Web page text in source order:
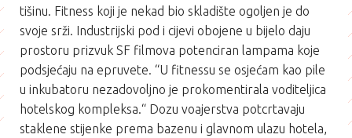
tišinu. Fitness koji je nekad bio skladište ogoljen je do
svoje srži. Industrijski pod i cijevi obojene u bijelo daju
prostoru prizvuk SF filmova potenciran lampama koje
podsjećaju na epruvete. “U fitnessu se osjećam kao pile
u inkubatoru nezadovoljno je prokomentirala voditeljica
hotelskog kompleksa.“ Dozu voajerstva potcrtavaju
staklene stijenke prema bazenu i glavnom ulazu hotela,